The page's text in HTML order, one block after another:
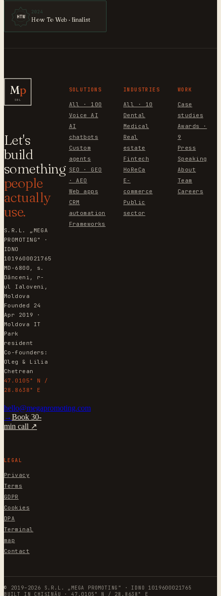
HTW
2024
How To Web · finalist
Mp
SRL
Let's
build
something
people
actually
use.
S.R.L. „MEGA
PROMOTING" ·
IDNO
1019600021765
MD-6800, s.
Dănceni, r-
ul Ialoveni,
Moldova
Founded 24
Apr 2019 ·
Moldova IT
Park
resident
Co-founders:
Oleg & Lilia
Chetrean
47.0105° N /
28.8638° E
hello@megapromoting.com
→Book 30-
min call ↗
SOLUTIONS
All · 100
Voice AI
AI
chatbots
Custom
agents
SEO · GEO
· AEO
Web apps
CRM
automation
Frameworks
INDUSTRIES
All · 10
Dental
Medical
Real
estate
Fintech
HoReCa
E-
commerce
Public
sector
WORK
Case
studies
Awards ·
9
Press
Speaking
About
Team
Careers
LEGAL
Privacy
Terms
GDPR
Cookies
DPA
Terminal
map
Contact
© 2019–2026 S.R.L. „MEGA PROMOTING" · IDNO 1019600021765
BUILT IN CHIȘINĂU · 47.0105° N / 28.8638° E